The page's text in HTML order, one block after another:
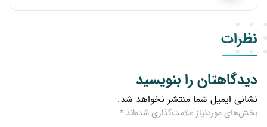
نظرات
دیدگاهتان را بنویسید
نشانی ایمیل شما منتشر نخواهد شد.
بخش‌های موردنیاز علامت‌گذاری شده‌اند *